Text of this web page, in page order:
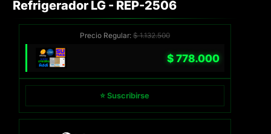
Refrigerador LG - REP-2506
Precio Regular:$1.132.500
$778.000
⭐ Suscribirse